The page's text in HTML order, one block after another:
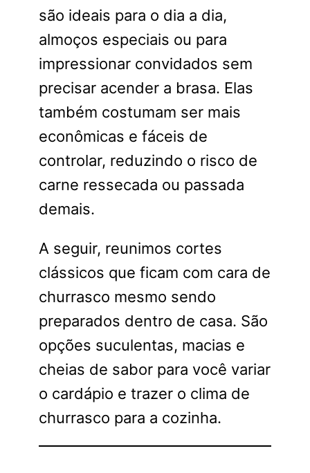
são ideais para o dia a dia,
almoços especiais ou para
impressionar convidados sem
precisar acender a brasa. Elas
também costumam ser mais
econômicas e fáceis de
controlar, reduzindo o risco de
carne ressecada ou passada
demais.
A seguir, reunimos cortes
clássicos que ficam com cara de
churrasco mesmo sendo
preparados dentro de casa. São
opções suculentas, macias e
cheias de sabor para você variar
o cardápio e trazer o clima de
churrasco para a cozinha.